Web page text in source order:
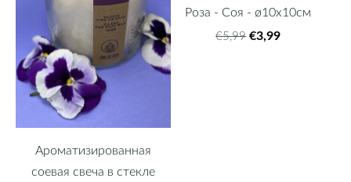
Ароматизированная
соевая свеча в стекле
Роза - Соя - ø10x10см
€5,99 €3,99